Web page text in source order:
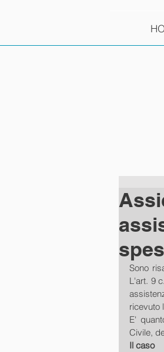
Sono
L'art. 9
ricevuto
E'
Civile,
Il caso